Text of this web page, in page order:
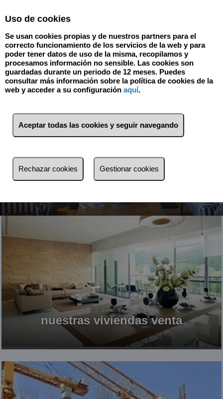
Busca por referencia, precio, tipo...
nuestras viviendas venta
Uso de cookies
Se usan cookies propias y de nuestros partners para el
correcto funcionamiento de los servicios de la web y para
poder tener datos de uso de la misma, recopilamos y
procesamos información no sensible. Las cookies son
guardadas durante un periodo de 12 meses. Puedes
consultar más información sobre la política de cookies de la
web y acceder a su configuración aquí.
Aceptar todas las cookies y seguir navegando
Rechazar cookies Gestionar cookies